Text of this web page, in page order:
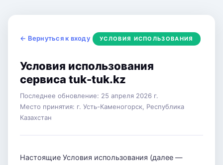
← Вернуться к входу УСЛОВИЯ ИСПОЛЬЗОВАНИЯ
Условия использования
сервиса tuk-tuk.kz
Последнее обновление: 25 апреля 2026 г.
Место принятия: г. Усть-Каменогорск, Республика
Казахстан
Настоящие Условия использования (далее —